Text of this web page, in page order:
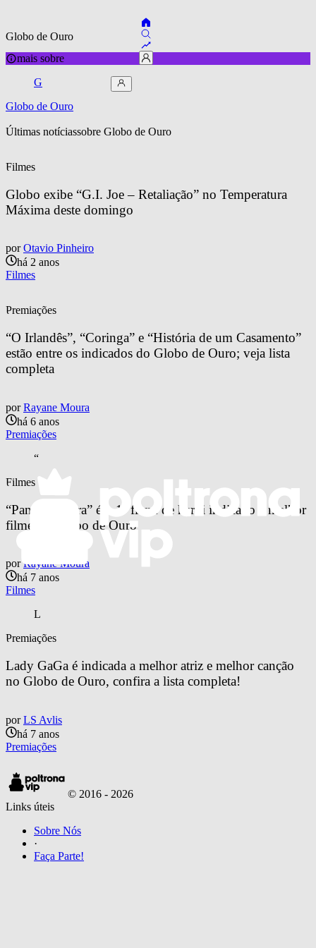
Globo de Ouro
mais sobre
G
Globo de Ouro
Últimas notíciassobre Globo de Ouro
Filmes
Globo exibe “G.I. Joe – Retaliação” no Temperatura
Máxima deste domingo
por Otavio Pinheiro
há 2 anos
Filmes
Premiações
“O Irlandês”, “Coringa” e “História de um Casamento”
estão entre os indicados do Globo de Ouro; veja lista
completa
por Rayane Moura
há 6 anos
Premiações
“
Filmes
“Pantera Negra” é o 1º filme de herói indicado a melhor
filme no Globo de Ouro
por Rayane Moura
há 7 anos
Filmes
L
Premiações
Lady GaGa é indicada a melhor atriz e melhor canção
no Globo de Ouro, confira a lista completa!
por LS Avlis
há 7 anos
Premiações
© 2016 - 2026
Links úteis
Sobre Nós
·
Faça Parte!